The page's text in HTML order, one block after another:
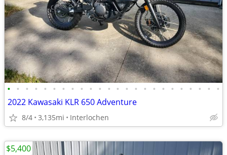
• • • • • • • • • • • • • • • • • • • • • • • •
2022 Kawasaki KLR 650 Adventure
8/4 3,135mi Interlochen
$5,400